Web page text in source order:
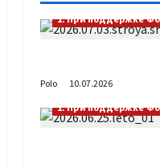
1. При поддержке
Polo
10.07.2026
1. При поддержке